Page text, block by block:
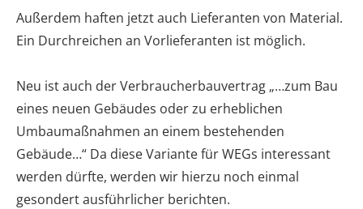
Außerdem haften jetzt auch Lieferanten von Material.
Ein Durchreichen an Vorlieferanten ist möglich.
Neu ist auch der Verbraucherbauvertrag „…zum Bau
eines neuen Gebäudes oder zu erheblichen
Umbaumaßnahmen an einem bestehenden
Gebäude…“ Da diese Variante für WEGs interessant
werden dürfte, werden wir hierzu noch einmal
gesondert ausführlicher berichten.